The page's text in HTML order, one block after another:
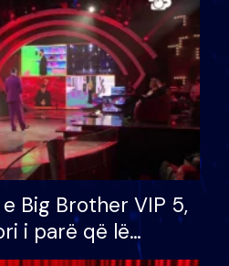
Big Brother VIP 5,
i parë që lë
mundësinë për